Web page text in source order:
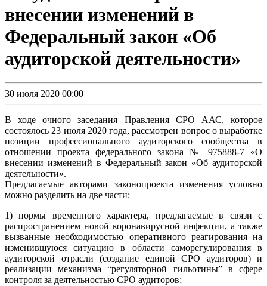
внесении изменений в
Федеральный закон «Об
аудиторской деятельности»
30 июля 2020 00:00
В ходе очного заседания Правления СРО ААС, которое
состоялось 23 июля 2020 года, рассмотрен вопрос о выработке
позиции профессионального аудиторского сообщества в
отношении проекта федерального закона № 975888-7 «О
внесении изменений в Федеральный закон «Об аудиторской
деятельности».
Предлагаемые авторами законопроекта изменения условно
можно разделить на две части:
1) нормы временного характера, предлагаемые в связи с
распространением новой коронавирусной инфекции, а также
вызванные необходимостью оперативного реагирования на
изменившуюся ситуацию в области саморегулирования в
аудиторской отрасли (создание единой СРО аудиторов) и
реализации механизма “регуляторной гильотины” в сфере
контроля за деятельностью СРО аудиторов;